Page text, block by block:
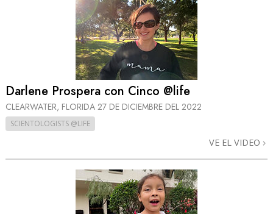
Darlene Prospera con Cinco @life
CLEARWATER, FLORIDA 27 DE DICIEMBRE DEL 2022
SCIENTOLOGISTS @LIFE
VE EL VIDEO